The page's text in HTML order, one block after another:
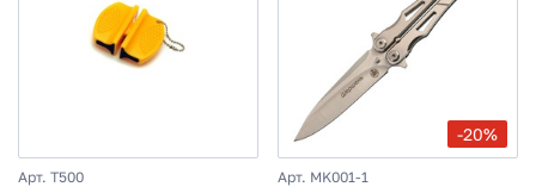
Арт. T500
-20%
Арт. MK001-1